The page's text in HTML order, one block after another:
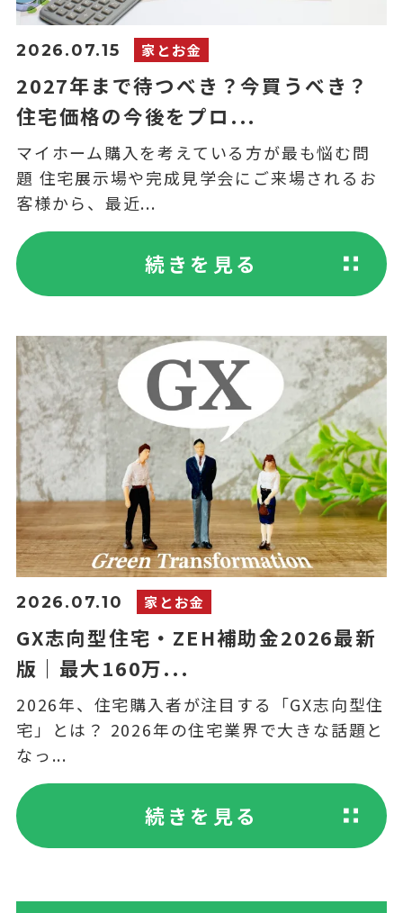
2026.07.15 家とお金
2027年まで待つべき？今買うべき？
住宅価格の今後をプロ...
マイホーム購入を考えている方が最も悩む問
題 住宅展示場や完成見学会にご来場されるお
客様から、最近...
続きを見る
2026.07.10 家とお金
GX志向型住宅・ZEH補助金2026最新
版｜最大160万...
2026年、住宅購入者が注目する「GX志向型住
宅」とは？ 2026年の住宅業界で大きな話題と
なっ...
続きを見る